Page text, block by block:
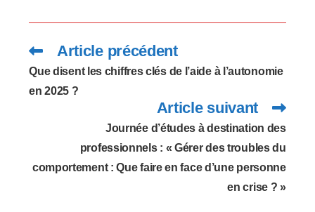
Read
more
articles
Article précédent
Que disent les chiffres clés de l’aide à l’autonomie
en 2025 ?
Article suivant
Journée d’études à destination des
professionnels : « Gérer des troubles du
comportement : Que faire en face d’une personne
en crise ? »